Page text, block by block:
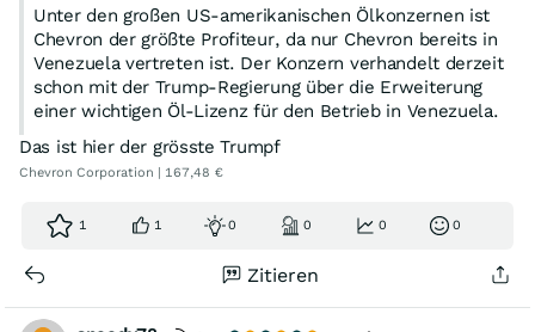
Unter den großen US-amerikanischen Ölkonzernen ist
Chevron der größte Profiteur, da nur Chevron bereits in
Venezuela vertreten ist. Der Konzern verhandelt derzeit
schon mit der Trump-Regierung über die Erweiterung
einer wichtigen Öl-Lizenz für den Betrieb in Venezuela.
Das ist hier der grösste Trumpf
Chevron Corporation | 167,48 €
1 1 0 0 0 0
Zitieren